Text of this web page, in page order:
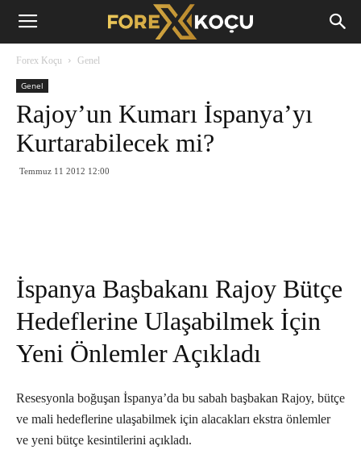
Forex
Forex Koçu Genel
Genel
Rajoy’un Kumarı İspanya’yı
Kurtarabilecek mi?
Temmuz 11 2012 12:00
İspanya Başbakanı Rajoy Bütçe
Hedeflerine Ulaşabilmek İçin
Yeni Önlemler Açıkladı
Resesyonla boğuşan İspanya’da bu sabah başbakan Rajoy, bütçe
ve mali hedeflerine ulaşabilmek için alacakları ekstra önlemler
ve yeni bütçe kesintilerini açıkladı.